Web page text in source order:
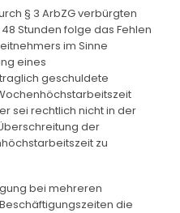
§ 3 ArbZG verbürgten
Stunden folge das Fehlen
im Sinne
eines
geschuldete
sei rechtlich nicht in der
der
zu
bei mehreren
die